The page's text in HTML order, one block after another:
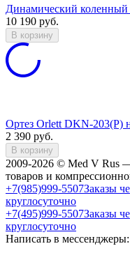
Динамический коленный
10 190 руб.
В корзину
Ортез Orlett DKN-203(P)
2 390 руб.
В корзину
2009-2026 © Med V Rus
товаров и
+7(985)999-5507Заказы
круглосуточно
+7(495)999-5507Заказы
круглосуточно
Написать в мессенджеры: